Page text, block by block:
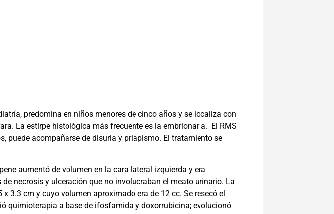
predomina en niños menores de cinco años y se localiza con
La estirpe histológica más frecuente es la embrionaria. El RMS
puede acompañarse de disuria y priapismo. El tratamiento se
aumentó de volumen en la cara lateral izquierda y era
necrosis y ulceración que no involucraban el meato urinario. La
3.3 cm y cuyo volumen aproximado era de 12 cc. Se resecó el
quimioterapia a base de ifosfamida y doxorrubicina; evolucionó